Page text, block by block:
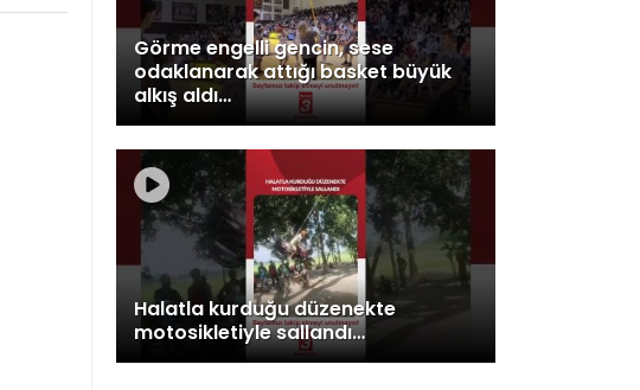
Görme engelli gencin, sese
odaklanarak attığı basket büyük
alkış aldı…
Halatla kurduğu düzenekte
motosikletiyle sallandı…